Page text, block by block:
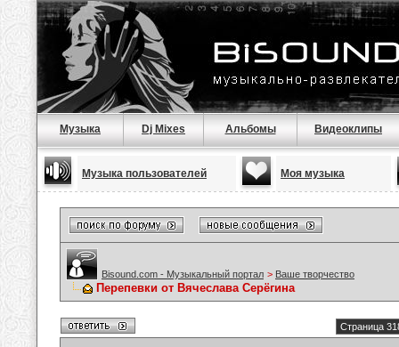
Музыка Dj Mixes Альбомы Видеоклипы
Музыка пользователей Моя музыка
Bisound.com - Музыкальный портал > Ваше творчество
Перепевки от Вячеслава Серёгина
Страница